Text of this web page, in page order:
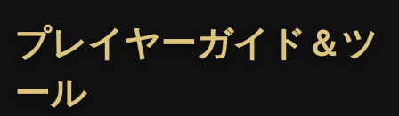
プレイヤーガイド＆ツ
ール